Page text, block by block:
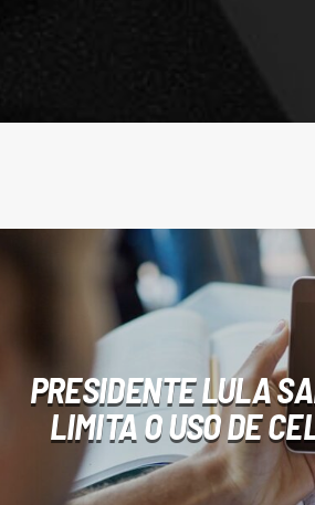
PRESIDENTE LULA
LIMITA O USO DE